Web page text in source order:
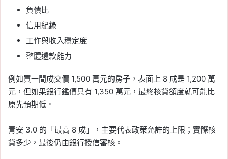
負債比
信用紀錄
工作與收入穩定度
整體還款能力
例如買一間成交價 1,500 萬元的房子，表面上 8 成是 1,200 萬
元，但如果銀行鑑價只有 1,350 萬元，最終核貸額度就可能比
原先預期低。
青安 3.0 的「最高 8 成」，主要代表政策允許的上限；實際核
貸多少，最後仍由銀行授信審核。